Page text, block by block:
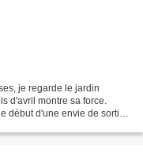
je regarde le jardin
d'avril montre sa force.
début d'une envie de sortir